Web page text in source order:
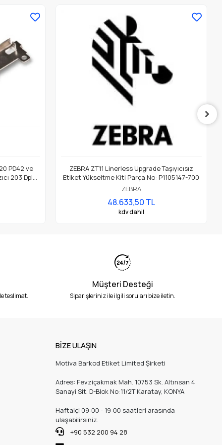
PD42 ve
203 Dpi
ZEBRA ZT11 Linerless Upgrade Taşıyıcısız
Etiket Yükseltme Kiti Parça No: P1105147-700
ZEBRA
48.633,50 TL
kdv dahil
teslimat.
Müşteri Desteği
Siparişleriniz ile ilgili soruları bize iletin.
BİZE ULAŞIN
Motiva Barkod Etiket Limited Şirketi
Adres: Fevziçakmak Mah. 10753 Sk. Altınsan 4
Sanayi Sit. D-Blok No:11/2T Karatay, KONYA
Haftaiçi 09:00 - 19:00 saatleri arasında
ulaşabilirsiniz.
+90 532 200 94 28